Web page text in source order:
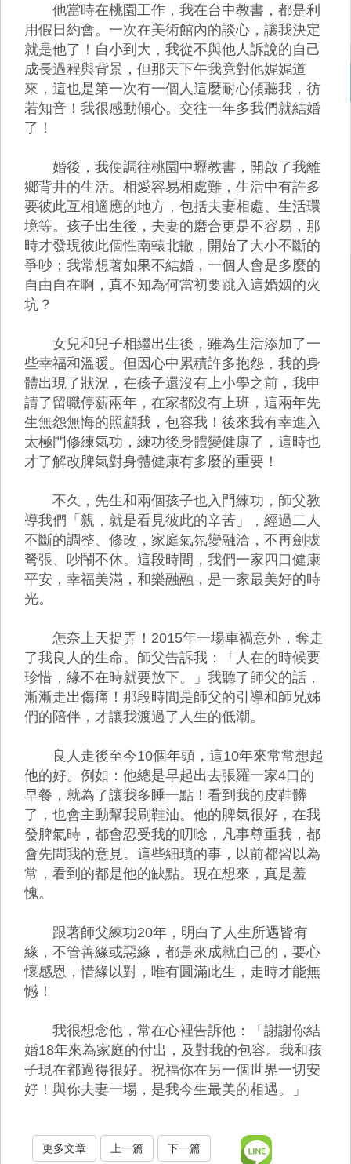
他當時在桃園工作，我在台中教書，都是利
用假日約會。一次在美術館內的談心，讓我決定
就是他了！自小到大，我從不與他人訴說的自己
成長過程與背景，但那天下午我竟對他娓娓道
來，這也是第一次有一個人這麼耐心傾聽我，彷
若知音！我很感動傾心。交往一年多我們就結婚
了！
婚後，我便調往桃園中壢教書，開啟了我離
鄉背井的生活。相愛容易相處難，生活中有許多
要彼此互相適應的地方，包括夫妻相處、生活環
境等。孩子出生後，夫妻的磨合更是不容易，那
時才發現彼此個性南轅北轍，開始了大小不斷的
爭吵；我常想著如果不結婚，一個人會是多麼的
自由自在啊，真不知為何當初要跳入這婚姻的火
坑？
女兒和兒子相繼出生後，雖為生活添加了一
些幸福和溫暖。但因心中累積許多抱怨，我的身
體出現了狀況，在孩子還沒有上小學之前，我申
請了留職停薪兩年，在家都沒有上班，這兩年先
生無怨無悔的照顧我，包容我！後來我有幸進入
太極門修練氣功，練功後身體變健康了，這時也
才了解改脾氣對身體健康有多麼的重要！
不久，先生和兩個孩子也入門練功，師父教
導我們「親，就是看見彼此的辛苦」，經過二人
不斷的調整、修改，家庭氣氛變融洽，不再劍拔
弩張、吵鬧不休。這段時間，我們一家四口健康
平安，幸福美滿，和樂融融，是一家最美好的時
光。
怎奈上天捉弄！2015年一場車禍意外，奪走
了我良人的生命。師父告訴我：「人在的時候要
珍惜，緣不在時就要放下。」我聽了師父的話，
漸漸走出傷痛！那段時間是師父的引導和師兄姊
們的陪伴，才讓我渡過了人生的低潮。
良人走後至今10個年頭，這10年來常常想起
他的好。例如：他總是早起出去張羅一家4口的
早餐，就為了讓我多睡一點！看到我的皮鞋髒
了，也會主動幫我刷鞋油。他的脾氣很好，在我
發脾氣時，都會忍受我的叨唸，凡事尊重我，都
會先問我的意見。這些細瑣的事，以前都習以為
常，看到的都是他的缺點。現在想來，真是羞
愧。
跟著師父練功20年，明白了人生所遇皆有
緣，不管善緣或惡緣，都是來成就自己的，要心
懷感恩，惜緣以對，唯有圓滿此生，走時才能無
憾！
我很想念他，常在心裡告訴他：「謝謝你結
婚18年來為家庭的付出，及對我的包容。我和孩
子現在都過得很好。祝福你在另一個世界一切安
好！與你夫妻一場，是我今生最美的相遇。」
更多文章 上一篇 下一篇